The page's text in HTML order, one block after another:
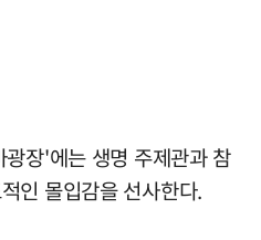
장'에는 생명 주제관과 참
인 몰입감을 선사한다.